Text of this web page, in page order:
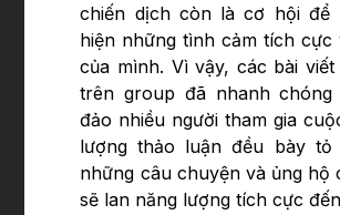
chiến dịch còn là cơ hội để
hiện những tình cảm tích cực
của mình. Vì vậy, các bài
trên group đã nhanh
đảo nhiều người tham gia
lượng thảo luận đều bày tỏ
những câu chuyện và ủng hộ
sẽ lan năng lượng tích cực